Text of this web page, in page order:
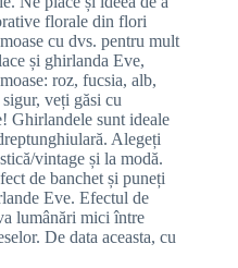
florale din flori
cu dvs. pentru mult
și ghirlanda Eve,
roz, fucsia, alb,
veți găsi cu
Ghirlandele sunt ideale
Alegeți
vintage și la modă.
de banchet și puneți
Eve. Efectul de
lumânări mici între
De data aceasta, cu